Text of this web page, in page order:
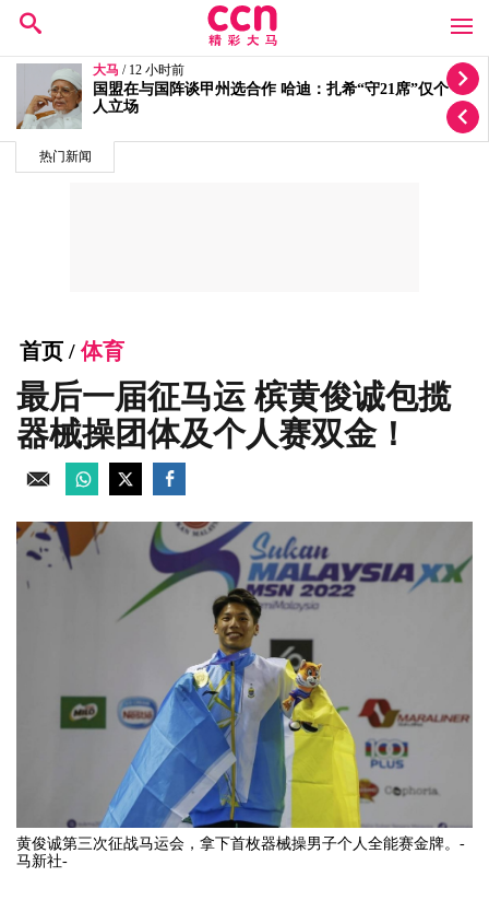
热门新闻
大马 / 12 小时前
迁就丘光耀体重量级要求！洪伟翔反问“你为何还不签
约？”
首页 / 体育
最后一届征马运 槟黄俊诚包揽
器械操团体及个人赛双金！
黄俊诚第三次征战马运会，拿下首枚器械操男子个人全能赛金牌。-
马新社-